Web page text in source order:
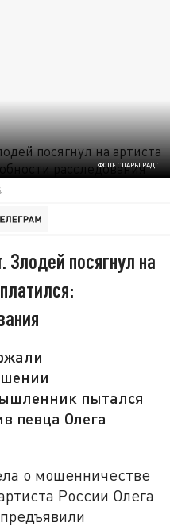
ФОТО: "ЦАРЬГРАД"
посягнул на
пытался
певца Олега
о мошенничестве
России Олега